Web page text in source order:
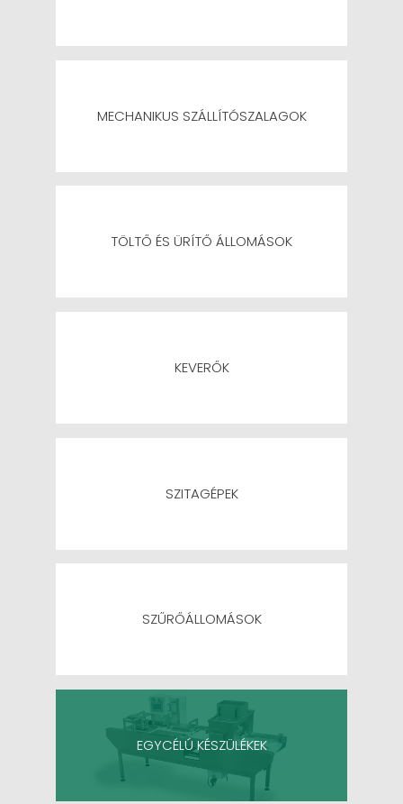
MECHANIKUS SZÁLLÍTÓSZALAGOK
TÖLTŐ ÉS ÜRÍTŐ ÁLLOMÁSOK
KEVERŐK
SZITAGÉPEK
SZŰRŐÁLLOMÁSOK
EGYCÉLÚ KÉSZÜLÉKEK